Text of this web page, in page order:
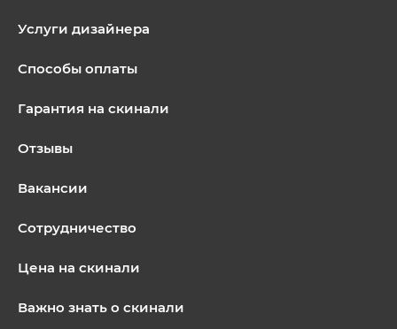
Услуги дизайнера
Способы оплаты
Гарантия на скинали
Отзывы
Вакансии
Сотрудничество
Цена на скинали
Важно знать о скинали